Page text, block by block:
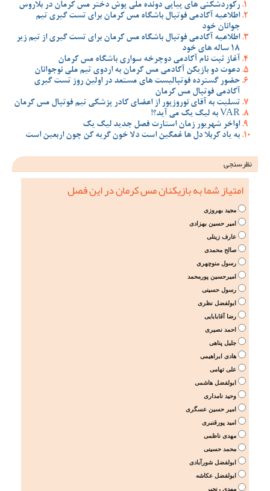
رکوردشکنی های پیاپی دونده ملی پوش دختر مس کرمان در بلاروس
اطلاعیه آکادمی فوتبال باشگاه مس کرمان برای تست گیری تیم
جوانان خود
اطلاعیه آکادمی فوتبال باشگاه مس کرمان برای تست گیری از تیم زیر
18 ساله های خود
آغاز ثبت نام آکادمی دوچرخه سواری باشگاه مس کرمان
دعوت دو بازیکن آکادمی مس کرمان به اردوی تیم ملی نوجوانان
حضور گسترده فوتبالیست های مستعد در اولین روز تست گیری
آکادمی فوتبال مس کرمان
تسلیت به آقای نوروزپور از اعضای کادر پزشکی تیم فوتبال مس کرمان
VAR به لیگ یک می آید؟!
اواخر شهریور زمان استارت فصل جدید لیگ یک
به یاد کربلا دل ها غمگین است دلا خون گریه کن چون اربعین است
نظرسنجی
امتیاز شما به بازیکنان مس کرمان در این فصل
مجید بهروزی
امیر حسین بهزادی
عارف زینلی
صالح محمدی
رسول منوچهری
امیرحسین پورمحمد
رسول حسینی
ابولفضل نظری
رضا آقابابایی
احمد نصیری
جلیل پناهی
هادی ابراهیمی
علی تهامی
ابولفضل هاشمی
وحید نامداری
امیر حسین عسگری
امید پورقنبری
مهدی ناظمی
محمد حسینی
ابولفضل شورآبادی
ابولفضل عکاشه
مهدی رنجبر